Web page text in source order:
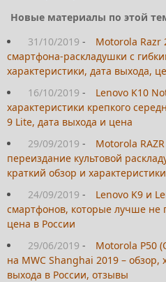
Новые материалы по этой
31/10/2019 -
Motorola
смартфона-раскладушки с
характеристики, дата выхода,
16/10/2019 -
Lenovo K10
характеристики крепкого
9 Lite, дата выхода и цена
29/09/2019 -
Motorola
переиздание культовой
краткий обзор и характеристики
24/09/2019 -
Lenovo K9 и
смартфонов, которые лучше не
цена в России
29/06/2019 -
Motorola P50
на MWC Shanghai 2019 – обзор,
выхода в России, отзывы